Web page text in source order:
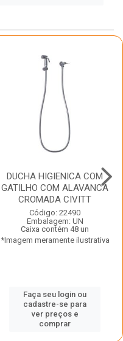
DUCHA HIGIENICA COM
GATILHO COM ALAVANCA
CROMADA CIVITT
Código: 22490
Embalagem: UN
Caixa contém 48 un
*Imagem meramente ilustrativa
Faça seu login ou
cadastre-se para
ver preços e
comprar